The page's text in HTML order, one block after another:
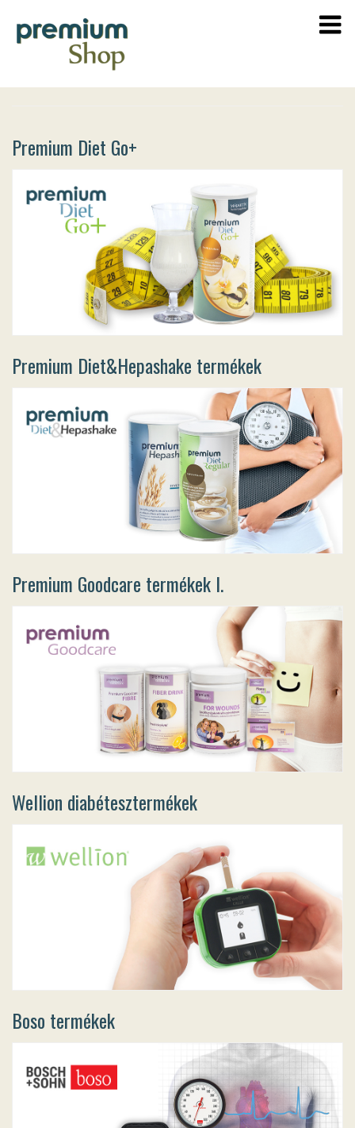
Premium Diet Go+
Premium Diet&Hepashake termékek
Premium Goodcare termékek I.
Wellion diabétesztermékek
Boso termékek